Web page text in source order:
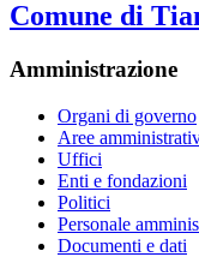
Comune di
Amministrazione
Organi di governo
Aree
Uffici
Enti e fondazioni
Politici
Personale
Documenti e dati